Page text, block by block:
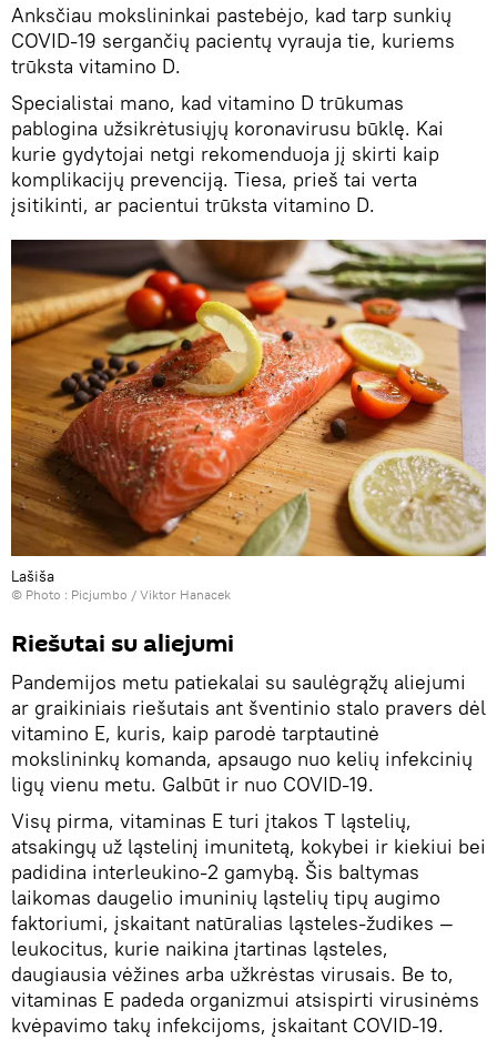
Anksčiau mokslininkai pastebėjo, kad tarp sunkių
COVID-19 sergančių pacientų vyrauja tie, kuriems
trūksta vitamino D.
Specialistai mano, kad vitamino D trūkumas
pablogina užsikrėtusiųjų koronavirusu būklę. Kai
kurie gydytojai netgi rekomenduoja jį skirti kaip
komplikacijų prevenciją. Tiesa, prieš tai verta
įsitikinti, ar pacientui trūksta vitamino D.
Lašiša
© Photo : Рicjumbo / Viktor Hanacek
Riešutai su aliejumi
Pandemijos metu patiekalai su saulėgrąžų aliejumi
ar graikiniais riešutais ant šventinio stalo pravers dėl
vitamino E, kuris, kaip parodė tarptautinė
mokslininkų komanda, apsaugo nuo kelių infekcinių
ligų vienu metu. Galbūt ir nuo COVID-19.
Visų pirma, vitaminas E turi įtakos T ląstelių,
atsakingų už ląstelinį imunitetą, kokybei ir kiekiui bei
padidina interleukino-2 gamybą. Šis baltymas
laikomas daugelio imuninių ląstelių tipų augimo
faktoriumi, įskaitant natūralias ląsteles-žudikes —
leukocitus, kurie naikina įtartinas ląsteles,
daugiausia vėžines arba užkrėstas virusais. Be to,
vitaminas E padeda organizmui atsispirti virusinėms
kvėpavimo takų infekcijoms, įskaitant COVID-19.